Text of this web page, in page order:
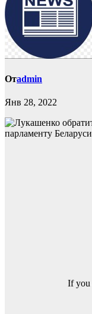
Отadmin
Янв 28, 2022